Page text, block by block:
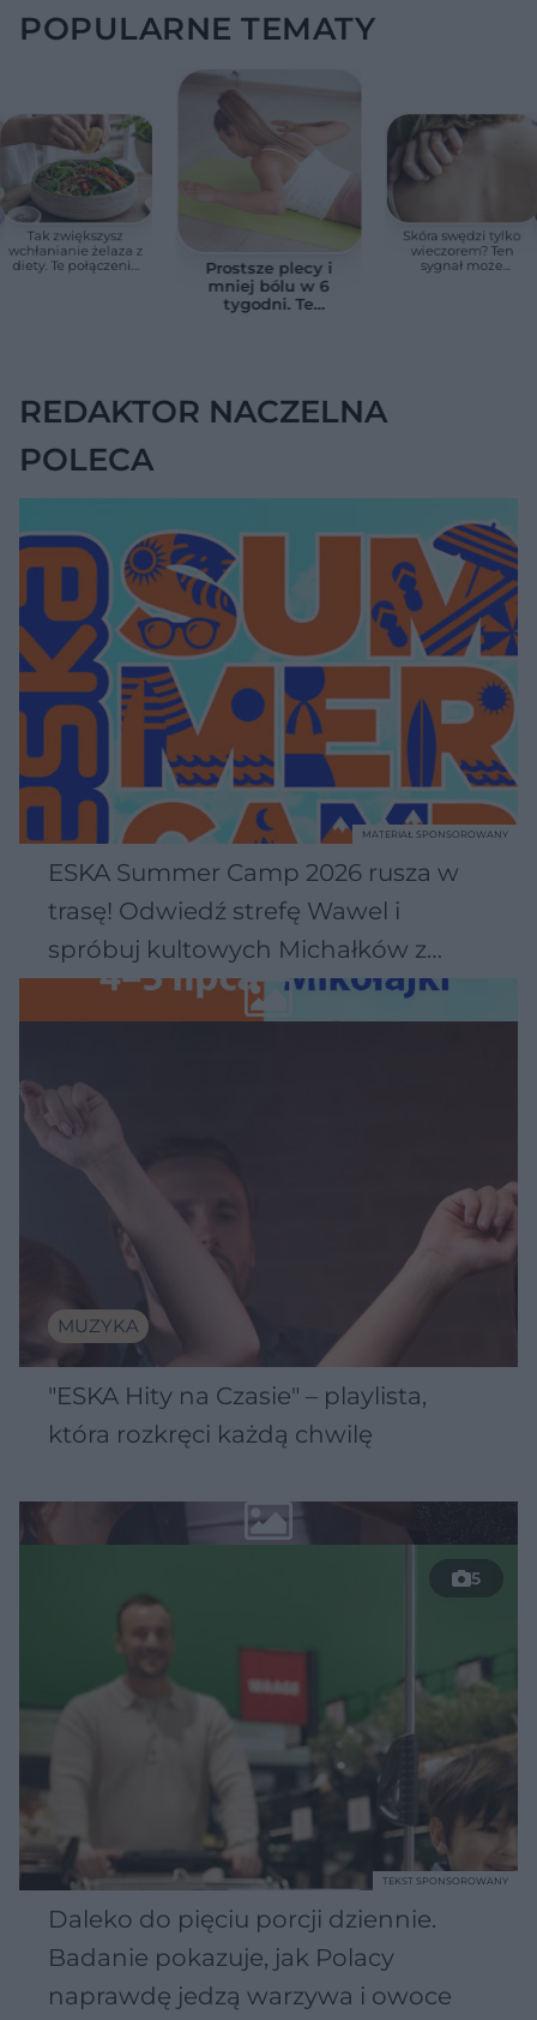
POPULARNE TEMATY
Tak zwiększysz
wchłanianie żelaza z
diety. Te połączenia
Prostsze plecy i
mniej bólu w 6
tygodni. Te
Skóra swędzi tylko
wieczorem? Ten
sygnał może
REDAKTOR NACZELNA
POLECA
ESKA Summer Camp 2026 rusza w
trasę! Odwiedź strefę Wawel i
spróbuj kultowych Michałków z
Wawelu
MATERIAŁ SPONSOROWANY
MUZYKA
"ESKA Hity na Czasie" – playlista,
która rozkręci każdą chwilę
5
Daleko do pięciu porcji dziennie.
Badanie pokazuje, jak Polacy
naprawdę jedzą warzywa i owoce
TEKST SPONSOROWANY